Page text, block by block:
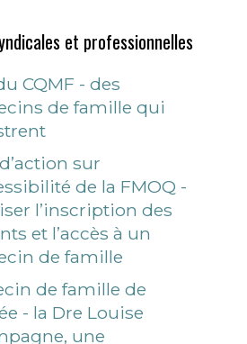
et professionnelles
CQMF - des
de famille qui
sur
de la FMOQ -
l’inscription des
et l’accès à un
de famille
de famille de
- la Dre Louise
une